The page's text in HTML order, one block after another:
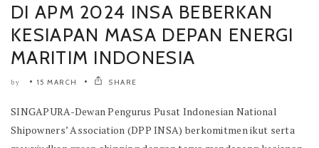
DI APM 2024 INSA BEBERKAN
KESIAPAN MASA DEPAN ENERGI
MARITIM INDONESIA
by 15 MARCH SHARE
SINGAPURA-Dewan Pengurus Pusat Indonesian National
Shipowners’ Association (DPP INSA) berkomitmen ikut serta